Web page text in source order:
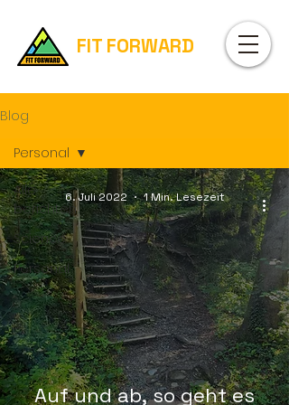
FIT FORWARD
Blog
Alle
berichten
Science
Personal
Personal
Auf und ab, so geht es
6. Juli 2022 1 Min. Lesezeit